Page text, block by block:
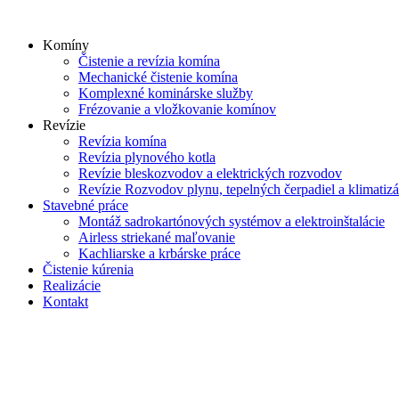
contentKomíny
Čistenie a revízia komína
Mechanické čistenie komína
Komplexné kominárske služby
Frézovanie a vložkovanie komínov
Revízie
Revízia komína
Revízia plynového kotla
Revízie bleskozvodov a elektrických rozvodov
Revízie Rozvodov plynu, tepelných čerpadiel a
Stavebné práce
Montáž sadrokartónových systémov a elektroinštalácie
Airless striekané maľovanie
Kachliarske a krbárske práce
Čistenie kúrenia
Realizácie
Kontakt